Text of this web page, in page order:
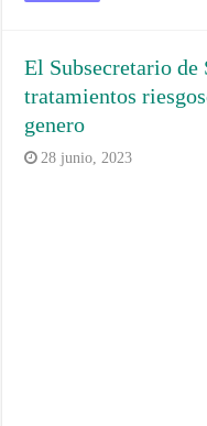
El Subsecretario de
tratamientos
genero
28 junio, 2023